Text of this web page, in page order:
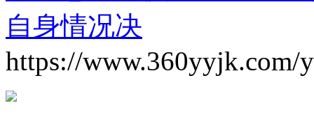
自身情况决
https://www.360yyjk.com/